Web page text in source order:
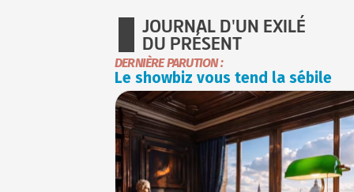
JOURNAL D'UN EXILÉ
DU PRÉSENT
DERNIÈRE PARUTION :
Le showbiz vous tend la sébile